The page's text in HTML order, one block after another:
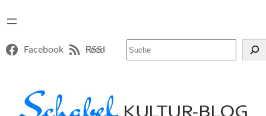
Facebook RSS-Feed